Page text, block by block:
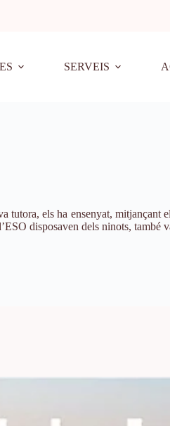
SERVEIS
els ha ensenyat, mitjançant
disposaven dels ninots,